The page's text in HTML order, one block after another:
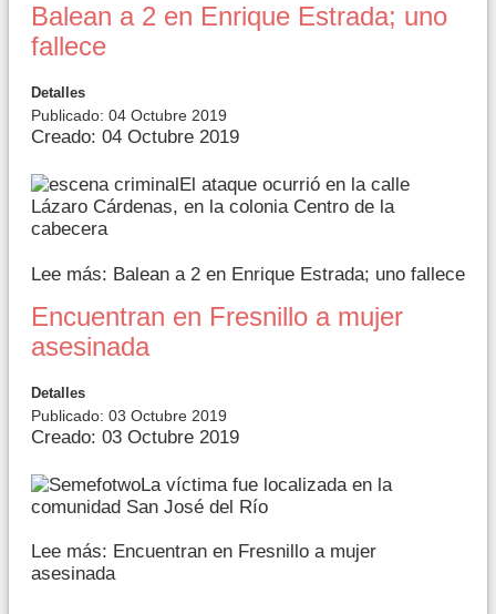
Balean a 2 en Enrique Estrada; uno
fallece
Detalles
Publicado: 04 Octubre 2019
Creado: 04 Octubre 2019
El ataque ocurrió en la calle
Lázaro Cárdenas, en la colonia Centro de la
cabecera
Lee más: Balean a 2 en Enrique Estrada; uno fallece
Encuentran en Fresnillo a mujer
asesinada
Detalles
Publicado: 03 Octubre 2019
Creado: 03 Octubre 2019
La víctima fue localizada en la
comunidad San José del Río
Lee más: Encuentran en Fresnillo a mujer
asesinada